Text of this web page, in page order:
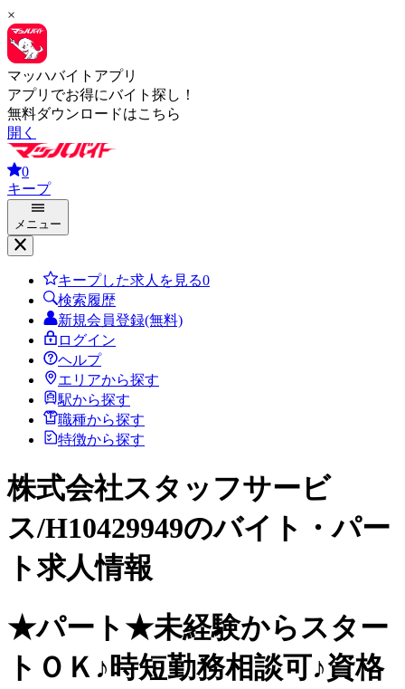
×
マッハバイトアプリ
アプリでお得にバイト探し！
無料ダウンロードはこちら
開く
0
キープ
メニュー
キープした求人を見る0
検索履歴
新規会員登録(無料)
ログイン
ヘルプ
エリアから探す
駅から探す
職種から探す
特徴から探す
株式会社スタッフサービ
ス/H10429949のバイト・パー
ト求人情報
★パート★未経験からスター
トＯＫ♪時短勤務相談可♪資格